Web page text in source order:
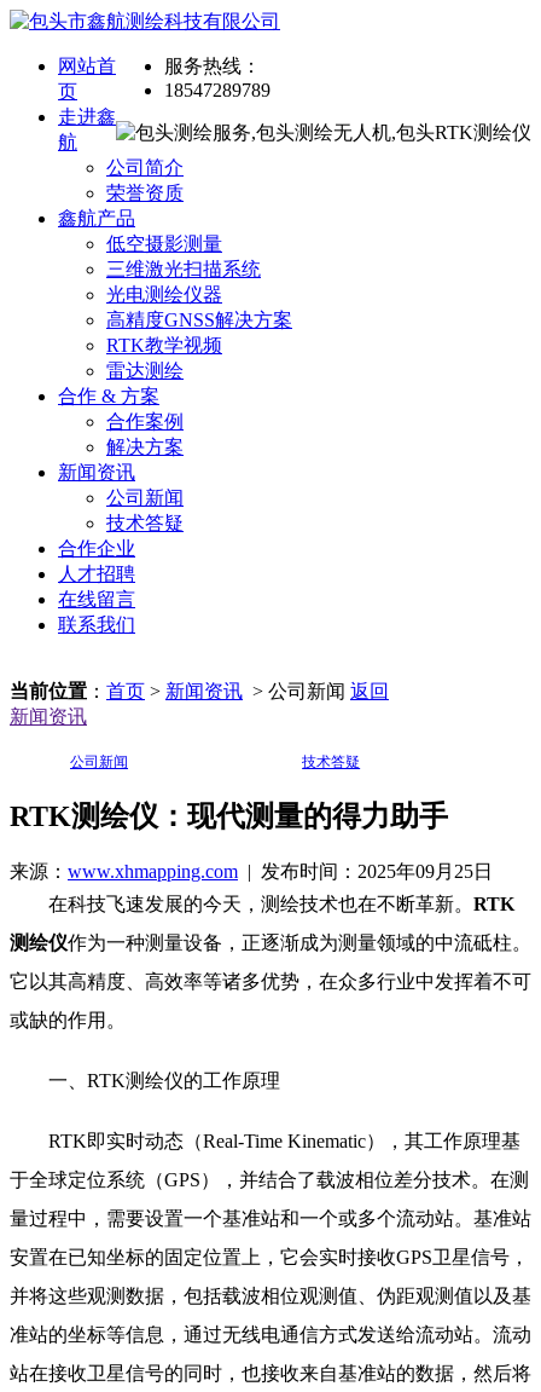
服务热线：
18547289789
网站首
页
走进鑫
航
公司简介
荣誉资质
鑫航产品
低空摄影测量
三维激光扫描系统
光电测绘仪器
高精度GNSS解决方案
RTK教学视频
雷达测绘
合作 & 方案
合作案例
解决方案
新闻资讯
公司新闻
技术答疑
合作企业
人才招聘
在线留言
联系我们
当前位置 ： 首页 > 新闻资讯 > 公司新闻 返回
新闻资讯
公司新闻 技术答疑
RTK测绘仪：现代测量的得力助手
来源： www.xhmapping.com | 发布时间：2025年09月25日
在科技飞速发展的今天，测绘技术也在不断革新。 RTK
测绘仪作为一种测量设备，正逐渐成为测量领域的中流砥柱。
它以其高精度、高效率等诸多优势，在众多行业中发挥着不可
或缺的作用。
一、RTK测绘仪的工作原理
RTK即实时动态（Real-Time Kinematic），其工作原理基
于全球定位系统（GPS），并结合了载波相位差分技术。在测
量过程中，需要设置一个基准站和一个或多个流动站。基准站
安置在已知坐标的固定位置上，它会实时接收GPS卫星信号，
并将这些观测数据，包括载波相位观测值、伪距观测值以及基
准站的坐标等信息，通过无线电通信方式发送给流动站。流动
站在接收卫星信号的同时，也接收来自基准站的数据，然后将